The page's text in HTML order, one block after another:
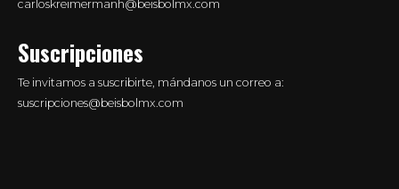
carloskreimermanh@beisbolmx.com
Suscripciones
Te invitamos a suscribirte, mándanos un correo a:
suscripciones@beisbolmx.com